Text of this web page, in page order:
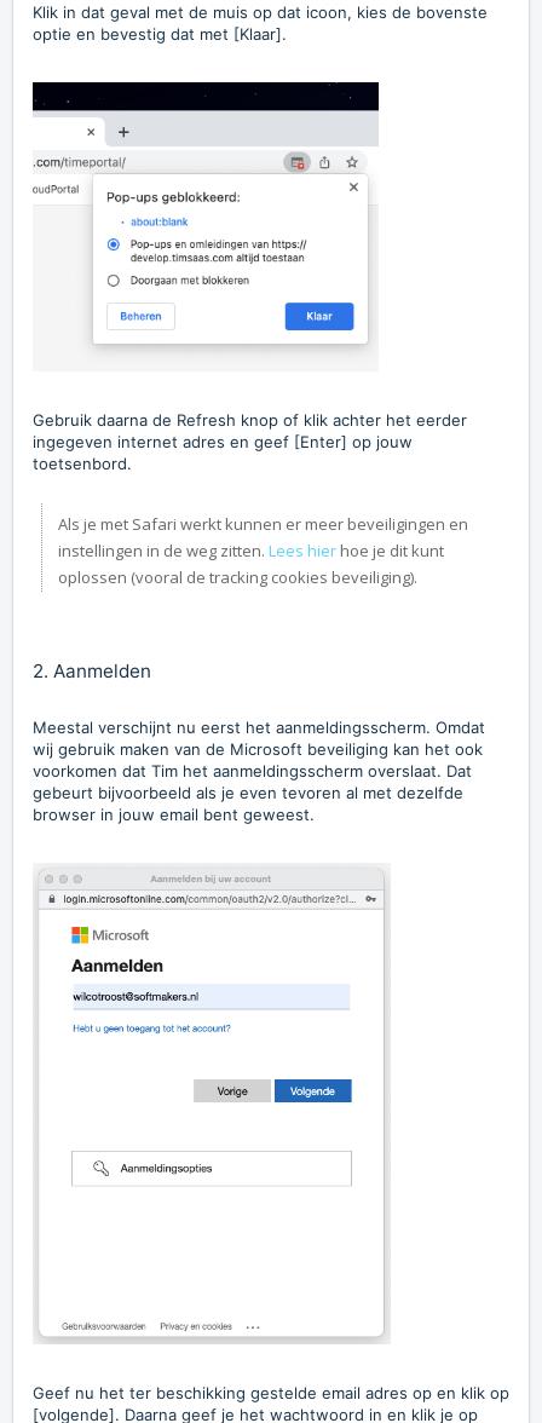
Klik in dat geval met de muis op dat icoon, kies de bovenste
optie en bevestig dat met [Klaar].
Gebruik daarna de Refresh knop of klik achter het eerder
ingegeven internet adres en geef [Enter] op jouw
toetsenbord.
Als je met Safari werkt kunnen er meer beveiligingen en
instellingen in de weg zitten. Lees hierhoe je dit kunt
oplossen (vooral de tracking cookies beveiliging).
2. Aanmelden
Meestal verschijnt nu eerst het aanmeldingsscherm. Omdat
wij gebruik maken van de Microsoft beveiliging kan het ook
voorkomen dat Tim het aanmeldingsscherm overslaat. Dat
gebeurt bijvoorbeeld als je even tevoren al met dezelfde
browser in jouw email bent geweest.
Geef nu het ter beschikking gestelde email adres op en klik op
[volgende]. Daarna geef je het wachtwoord in en klik je op